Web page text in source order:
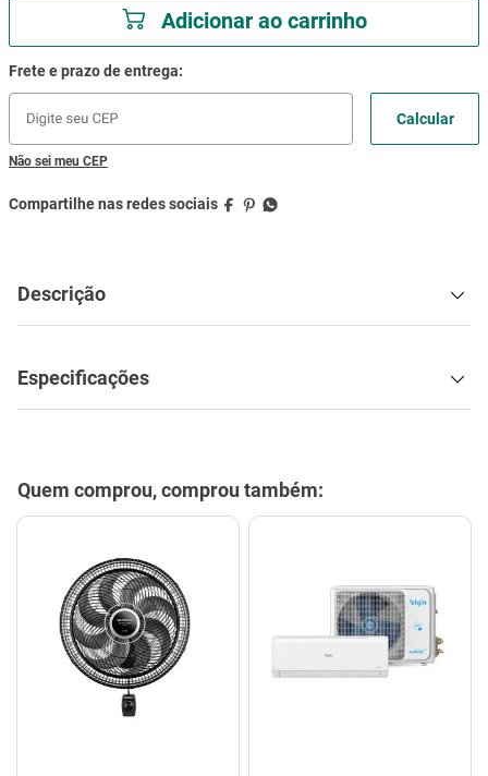
Adicionar ao carrinho
Não sei meu CEP
Descrição
Especificações
Quem comprou, comprou também: